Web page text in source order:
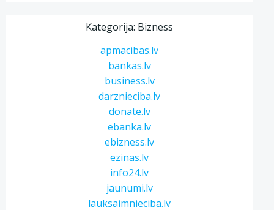
Kategorija: Bizness
apmacibas.lv
bankas.lv
business.lv
darznieciba.lv
donate.lv
ebanka.lv
ebizness.lv
ezinas.lv
info24.lv
jaunumi.lv
lauksaimnieciba.lv